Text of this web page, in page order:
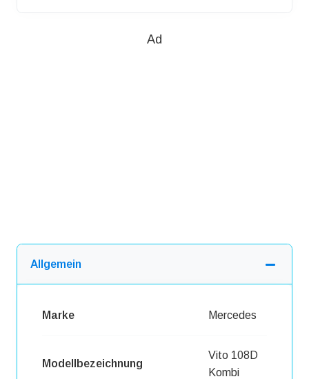
Ad
Allgemein
Marke Mercedes
Modellbezeichnung
Vito 108D
Kombi